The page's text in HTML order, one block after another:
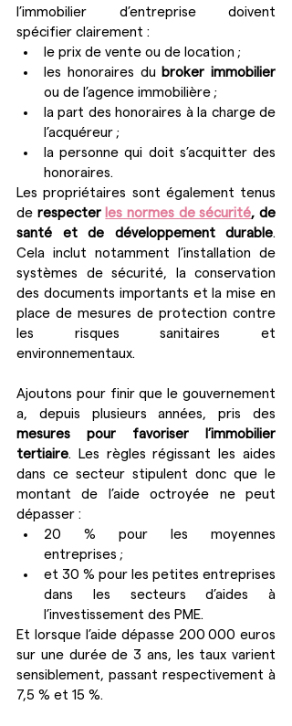
l’immobilier d’entreprise doivent
spécifier clairement :
le prix de vente ou de location ;
les honoraires du broker immobilier
ou de l’agence immobilière ;
la part des honoraires à la charge de
l’acquéreur ;
la personne qui doit s’acquitter des
honoraires.
Les propriétaires sont également tenus
de respecter les normes de sécurité, de
santé et de développement durable.
Cela inclut notamment l’installation de
systèmes de sécurité, la conservation
des documents importants et la mise en
place de mesures de protection contre
les risques sanitaires et
environnementaux.
Ajoutons pour finir que le gouvernement
mesures pour favoriser l’immobilier
tertiaire. Les règles régissant les aides
dans ce secteur stipulent donc que le
montant de l’aide octroyée ne peut
dépasser :
20 % pour les moyennes
entreprises ;
et 30 % pour les petites entreprises
dans les secteurs d’aides à
l’investissement des PME.
Et lorsque l’aide dépasse 200 000 euros
sur une durée de 3 ans, les taux varient
sensiblement, passant respectivement à
7,5 % et 15 %.